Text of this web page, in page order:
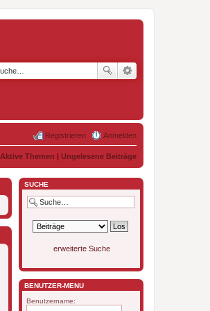
Anmelden
Registrieren
Aktive Themen | Ungelesene Beiträge
SUCHE
erweiterte Suche
BENUTZER-MENÜ
Benutzername: